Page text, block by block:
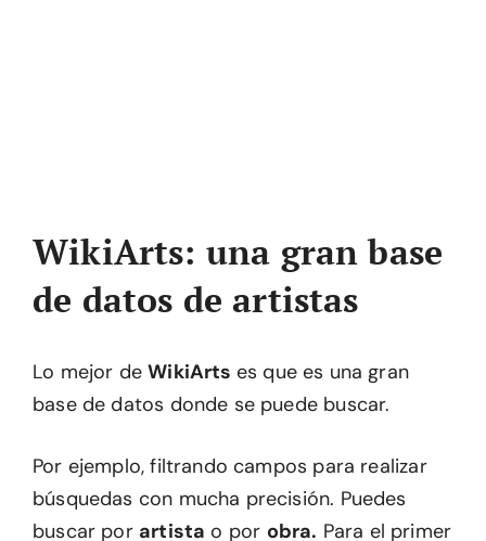
WikiArts: una gran base
de datos de artistas
Lo mejor deWikiArts es que es una gran
base de datos donde se puede buscar.
Por ejemplo, filtrando campos para realizar
búsquedas con mucha precisión. Puedes
buscar por artista o por obra. Para el primer